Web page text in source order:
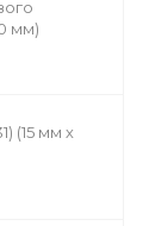
мм)
(15 мм х